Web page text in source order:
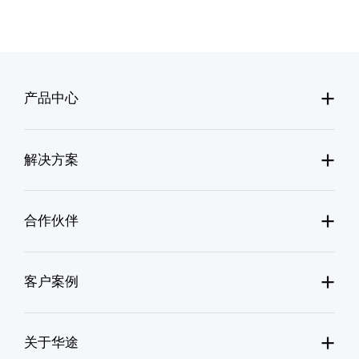
产品中心 +
解决方案 +
合作伙伴 +
客户案例 +
关于华途 +